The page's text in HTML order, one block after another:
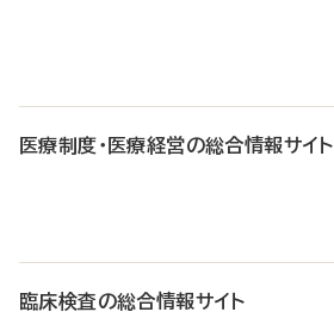
医療制度・医療経営の総合情報サイト
臨床検査の総合情報サイト